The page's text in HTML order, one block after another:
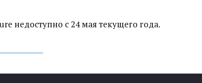
недоступно с 24 мая текущего года.